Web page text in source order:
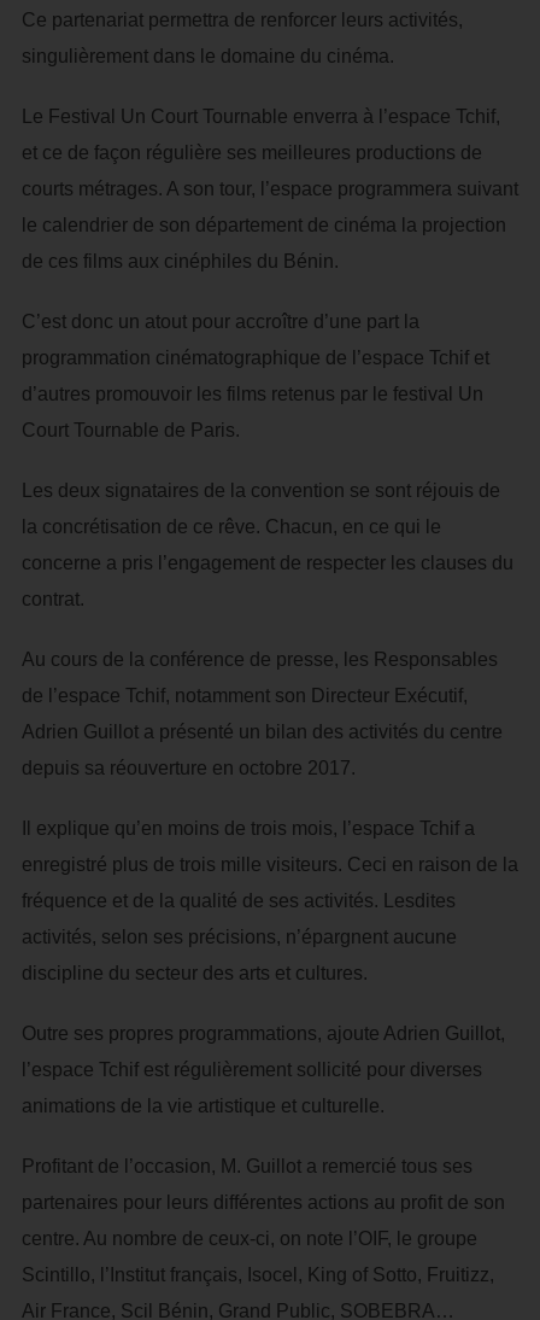
Ce partenariat permettra de renforcer leurs activités,
singulièrement dans le domaine du cinéma.
Le Festival Un Court Tournable enverra à l’espace Tchif,
et ce de façon régulière ses meilleures productions de
courts métrages. A son tour, l’espace programmera suivant
le calendrier de son département de cinéma la projection
de ces films aux cinéphiles du Bénin.
C’est donc un atout pour accroître d’une part la
programmation cinématographique de l’espace Tchif et
d’autres promouvoir les films retenus par le festival Un
Court Tournable de Paris.
Les deux signataires de la convention se sont réjouis de
la concrétisation de ce rêve. Chacun, en ce qui le
concerne a pris l’engagement de respecter les clauses du
contrat.
Au cours de la conférence de presse, les Responsables
de l’espace Tchif, notamment son Directeur Exécutif,
Adrien Guillot a présenté un bilan des activités du centre
depuis sa réouverture en octobre 2017.
Il explique qu’en moins de trois mois, l’espace Tchif a
enregistré plus de trois mille visiteurs. Ceci en raison de la
fréquence et de la qualité de ses activités. Lesdites
activités, selon ses précisions, n’épargnent aucune
discipline du secteur des arts et cultures.
Outre ses propres programmations, ajoute Adrien Guillot,
l’espace Tchif est régulièrement sollicité pour diverses
animations de la vie artistique et culturelle.
Profitant de l’occasion, M. Guillot a remercié tous ses
partenaires pour leurs différentes actions au profit de son
centre. Au nombre de ceux-ci, on note l’OIF, le groupe
Scintillo, l’Institut français, Isocel, King of Sotto, Fruitizz,
Air France, Scil Bénin, Grand Public, SOBEBRA…